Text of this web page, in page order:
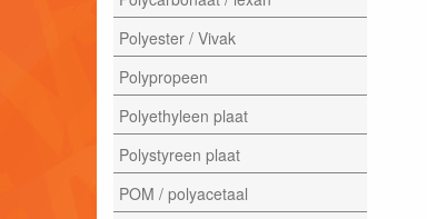
Polyester / Vivak
Polypropeen
Polyethyleen plaat
Polystyreen plaat
POM / polyacetaal